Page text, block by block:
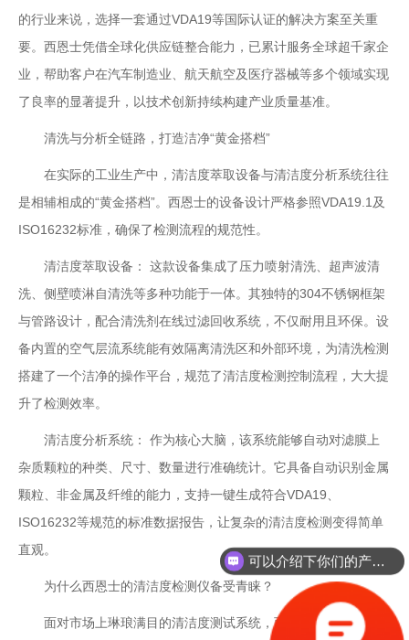
的行业来说，选择一套通过VDA19等国际认证的解决方案至关重
要。西恩士凭借全球化供应链整合能力，已累计服务全球超千家企
业，帮助客户在汽车制造业、航天航空及医疗器械等多个领域实现
了良率的显著提升，以技术创新持续构建产业质量基准。
清洗与分析全链路，打造洁净“黄金搭档”
在实际的工业生产中，清洁度萃取设备与清洁度分析系统往往
是相辅相成的“黄金搭档”。西恩士的设备设计严格参照VDA19.1及
ISO16232标准，确保了检测流程的规范性。
清洁度萃取设备： 这款设备集成了压力喷射清洗、超声波清
洗、侧壁喷淋自清洗等多种功能于一体。其独特的304不锈钢框架
与管路设计，配合清洗剂在线过滤回收系统，不仅耐用且环保。设
备内置的空气层流系统能有效隔离清洗区和外部环境，为清洗检测
搭建了一个洁净的操作平台，规范了清洁度检测控制流程，大大提
升了检测效率。
清洁度分析系统： 作为核心大脑，该系统能够自动对滤膜上
杂质颗粒的种类、尺寸、数量进行准确统计。它具备自动识别金属
颗粒、非金属及纤维的能力，支持一键生成符合VDA19、
ISO16232等规范的标准数据报告，让复杂的清洁度检测变得简单
直观。
为什么西恩士的清洁度检测仪备受青睐？
面对市场上琳琅满目的清洁度测试系统，西恩士之所以能脱颖
可以介绍下你们的产品么？